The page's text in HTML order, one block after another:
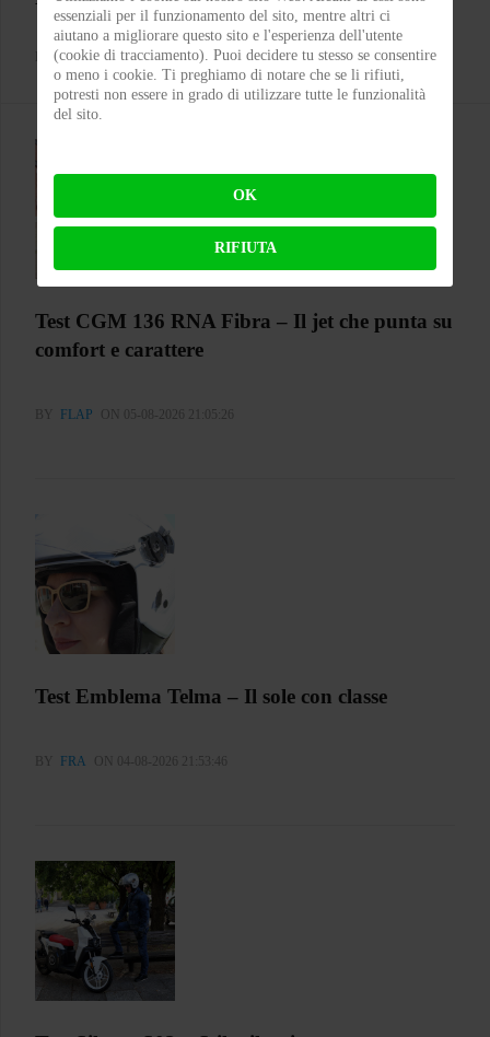
MICHELE RUBIN (WOLF) ON 07-08-2026 00:11:35
Test CGM 136 RNA Fibra – Il jet che punta su
comfort e carattere
BY FLAP ON 05-08-2026 21:05:26
Test Emblema Telma – Il sole con classe
BY FRA ON 04-08-2026 21:53:46
essenziali per il funzionamento del sito, mentre altri ci
aiutano a migliorare questo sito e l'esperienza dell'utente
(cookie di tracciamento). Puoi decidere tu stesso se consentire
o meno i cookie. Ti preghiamo di notare che se li rifiuti,
potresti non essere in grado di utilizzare tutte le funzionalità
del sito.
OK
RIFIUTA